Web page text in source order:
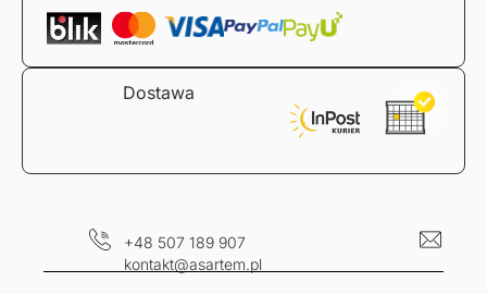
Dostawa
+48 507 189 907
kontakt@asartem.pl